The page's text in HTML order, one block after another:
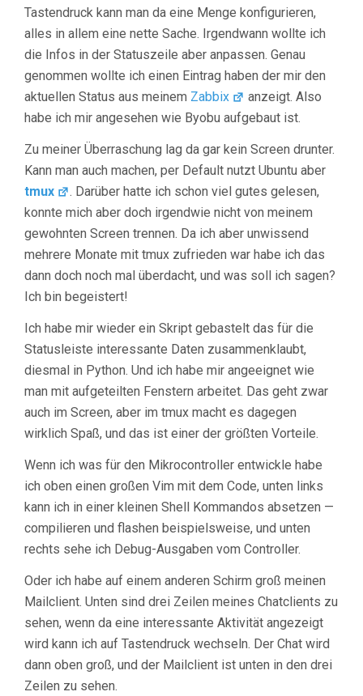
Tastendruck kann man da eine Menge konfigurieren,
alles in allem eine nette Sache. Irgendwann wollte ich
die Infos in der Statuszeile aber anpassen. Genau
genommen wollte ich einen Eintrag haben der mir den
aktuellen Status aus meinem Zabbix
anzeigt. Also
habe ich mir angesehen wie Byobu aufgebaut ist.
Zu meiner Überraschung lag da gar kein Screen drunter.
Kann man auch machen, per Default nutzt Ubuntu aber
tmux
. Darüber hatte ich schon viel gutes gelesen,
konnte mich aber doch irgendwie nicht von meinem
gewohnten Screen trennen. Da ich aber unwissend
mehrere Monate mit tmux zufrieden war habe ich das
dann doch noch mal überdacht, und was soll ich sagen?
Ich bin begeistert!
Ich habe mir wieder ein Skript gebastelt das für die
Statusleiste interessante Daten zusammenklaubt,
diesmal in Python. Und ich habe mir angeeignet wie
man mit aufgeteilten Fenstern arbeitet. Das geht zwar
auch im Screen, aber im tmux macht es dagegen
wirklich Spaß, und das ist einer der größten Vorteile.
Wenn ich was für den Mikrocontroller entwickle habe
ich oben einen großen Vim mit dem Code, unten links
kann ich in einer kleinen Shell Kommandos absetzen —
compilieren und flashen beispielsweise, und unten
rechts sehe ich Debug-Ausgaben vom Controller.
Oder ich habe auf einem anderen Schirm groß meinen
Mailclient. Unten sind drei Zeilen meines Chatclients zu
sehen, wenn da eine interessante Aktivität angezeigt
wird kann ich auf Tastendruck wechseln. Der Chat wird
dann oben groß, und der Mailclient ist unten in den drei
Zeilen zu sehen.